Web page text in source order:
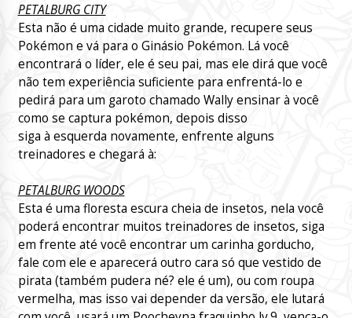
PETALBURG CITY
Esta não é uma cidade muito grande, recupere seus
Pokémon e vá para o Ginásio Pokémon. Lá você
encontrará o líder, ele é seu pai, mas ele dirá que você
não tem experiência suficiente para enfrentá-lo e
pedirá para um garoto chamado Wally ensinar à você
como se captura pokémon, depois disso
siga à esquerda novamente, enfrente alguns
treinadores e chegará à:
PETALBURG WOODS
Esta é uma floresta escura cheia de insetos, nela você
poderá encontrar muitos treinadores de insetos, siga
em frente até você encontrar um carinha gorducho,
fale com ele e aparecerá outro cara só que vestido de
pirata (também pudera né? ele é um), ou com roupa
vermelha, mas isso vai depender da versão, ele lutará